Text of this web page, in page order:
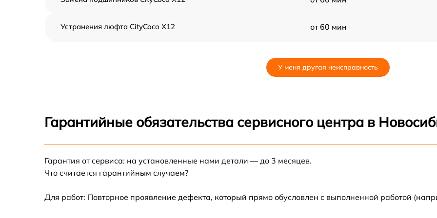
Устранения люфта CityCoco X12 от 60 мин
Замена корпуса CityCoco X12 от 60 мин
CityCoco X12
У меня другая неисправность
Гарантийные обязательства сервисного центра в
Гарантия от сервиса: на установленные нами детали — до 3 месяцев.
Что считается гарантийным случаем?
Для работ: Повторное проявление дефекта, который прямо обусловлен с выполненной работой